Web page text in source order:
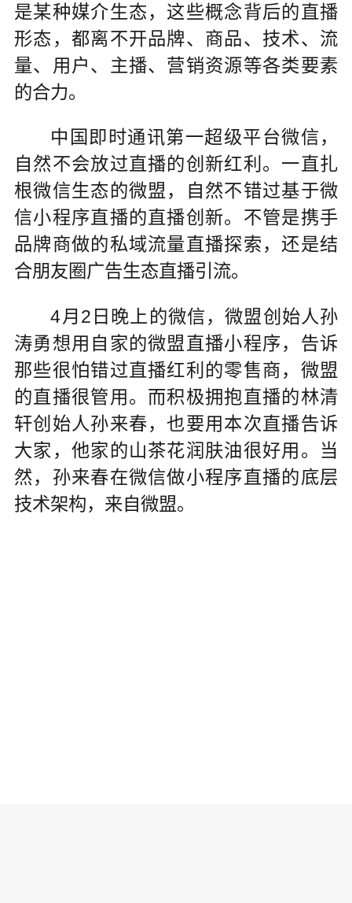
是某种媒介生态，这些概念背后的直播
形态，都离不开品牌、商品、技术、流
量、用户、主播、营销资源等各类要素
的合力。
中国即时通讯第一超级平台微信，
自然不会放过直播的创新红利。一直扎
根微信生态的微盟，自然不错过基于微
信小程序直播的直播创新。不管是携手
品牌商做的私域流量直播探索，还是结
合朋友圈广告生态直播引流。
4月2日晚上的微信，微盟创始人孙
涛勇想用自家的微盟直播小程序，告诉
那些很怕错过直播红利的零售商，微盟
的直播很管用。而积极拥抱直播的林清
轩创始人孙来春，也要用本次直播告诉
大家，他家的山茶花润肤油很好用。当
然，孙来春在微信做小程序直播的底层
技术架构，来自微盟。